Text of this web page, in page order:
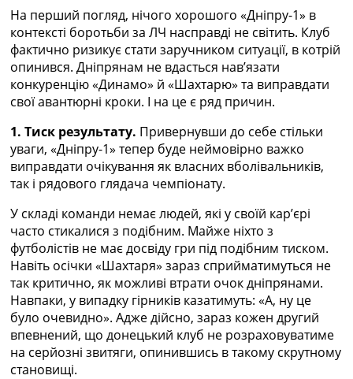
Україна. Прем’єр-Ліга
Україна. Перша Ліга
Ліга Чемпіонів
Англія. Прем’єр-Ліга
Іспанія. Ла Ліга
Ще Турніри >>>
Таблиці
Чемпіонат Світу. Турнирні таблиці
Таблиця УПЛ
Перша Ліга
Таблиця АПЛ
Таблиця Ліги Чемпіонів
Всі таблиці >>>
Рейтинги
Рейтинг країн УЄФА
Рейтинг клубів УЄФА
Рейтинг ФІФА
Телепрограма
На перший погляд, нічого хорошого «Дніпру-1» в
контексті боротьби за ЛЧ насправді не світить. Клуб
фактично ризикує стати заручником ситуації, в котрій
опинився. Дніпрянам не вдасться нав’язати
конкуренцію «Динамо» й «Шахтарю» та виправдати
свої авантюрні кроки. І на це є ряд причин.
1. Тиск результату. Привернувши до себе стільки
уваги, «Дніпру-1» тепер буде неймовірно важко
виправдати очікування як власних вболівальників,
так і рядового глядача чемпіонату.
У складі команди немає людей, які у своїй кар’єрі
часто стикалися з подібним. Майже ніхто з
футболістів не має досвіду гри під подібним тиском.
Навіть осічки «Шахтаря» зараз сприйматимуться не
так критично, як можливі втрати очок дніпрянами.
Навпаки, у випадку гірників казатимуть: «А, ну це
було очевидно». Адже дійсно, зараз кожен другий
впевнений, що донецький клуб не розраховуватиме
на серйозні звитяги, опинившись в такому скрутному
становищі.